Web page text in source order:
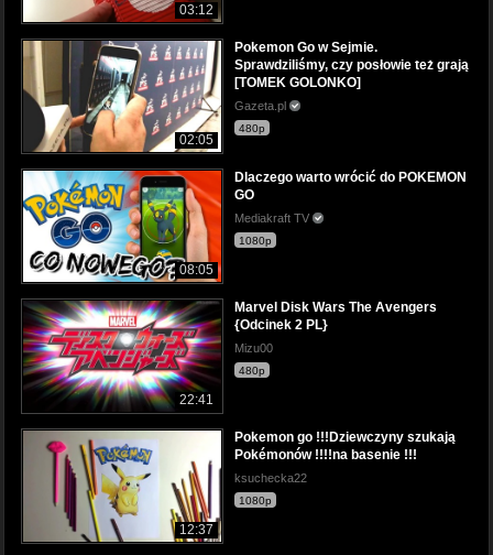
03:12
02:05
Pokemon Go w Sejmie.
Sprawdziliśmy, czy posłowie też grają
[TOMEK GOLONKO]
Gazeta.pl
480p
08:05
Dlaczego warto wrócić do POKEMON
GO
Mediakraft TV
1080p
22:41
Marvel Disk Wars The Avengers
{Odcinek 2 PL}
Mizu00
480p
12:37
Pokemon go !!!Dziewczyny szukają
Pokémonów !!!!na basenie !!!
ksuchecka22
1080p